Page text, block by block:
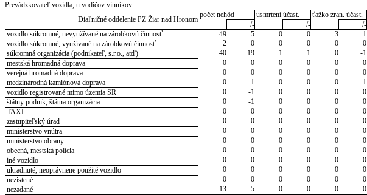
Prevádzkovateľ vozidla, u vodičov vinníkov
Diaľničné oddelenie PZ Žiar nad Hronom
počet nehôd usmrtení účast. ťažko zran. účast.
+/-
+/- +/-
vozidlo súkromné, nevyužívané na zárobkovú činnosť
49 5 0 0 3 1
vozidlo súkromné, využívané na zárobkovú činnosť
2 0 0 0 0 0
súkromná organizácia (podnikateľ, s.r.o., atď)
40 19 1 1 0 -1
mestská hromadná doprava
0 0 0 0 0 0
verejná hromadná doprava
0 0 0 0 0 0
medzinárodná kamiónová doprava
0 -1 0 0 0 -1
vozidlo registrované mimo územia SR
0 -1 0 0 0 0
štátny podnik, štátna organizácia
0 -1 0 0 0 0
TAXI
0 0 0 0 0 0
zastupiteľský úrad
0 0 0 0 0 0
ministerstvo vnútra
0 0 0 0 0 0
ministerstvo obrany
0 0 0 0 0 0
obecná, mestská polícia
0 0 0 0 0 0
iné vozidlo
0 0 0 0 0 0
ukradnuté, neoprávnene použité vozidlo
0 0 0 0 0 0
nezistené
0 0 0 0 0 0
nezadané
13 5 0 0 0 0